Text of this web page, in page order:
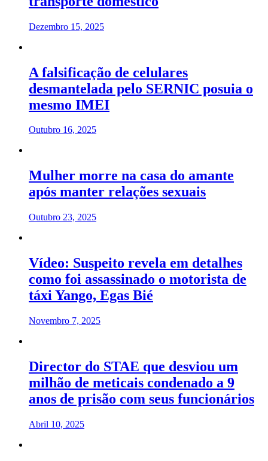
Dezembro 15, 2025
A falsificação de celulares
desmantelada pelo SERNIC posuia o
mesmo IMEI
Outubro 16, 2025
Mulher morre na casa do amante
após manter relações sexuais
Outubro 23, 2025
Vídeo: Suspeito revela em detalhes
como foi assassinado o motorista de
táxi Yango, Egas Bié
Novembro 7, 2025
Director do STAE que desviou um
milhão de meticais condenado a 9
anos de prisão com seus funcionários
Abril 10, 2025